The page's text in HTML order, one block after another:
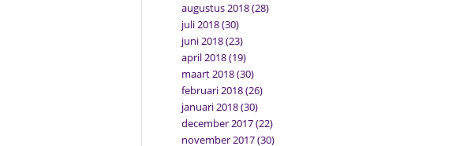
augustus 2018(28)
juli 2018(30)
juni 2018(23)
april 2018(19)
maart 2018(30)
februari 2018(26)
januari 2018(30)
december 2017(22)
november 2017(30)